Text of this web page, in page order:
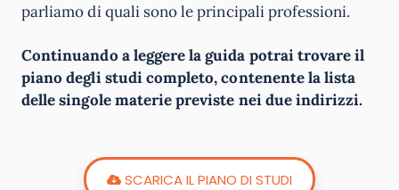
parliamo di quali sono le principali professioni.
Continuando a leggere la guida potrai trovare il
piano degli studi completo, contenente la lista
delle singole materie previste nei due indirizzi.
SCARICA IL PIANO DI STUDI